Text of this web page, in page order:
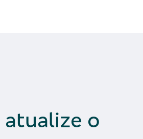
atualize o